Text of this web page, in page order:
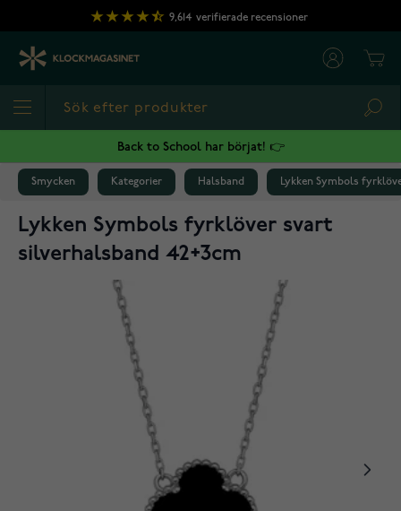
Hoppa till innehållet
9,614 verifierade recensioner
Back to School har börjat! 👉
Smycken Kategorier Halsband Lykken Symbols
Lykken Symbols fyrklöver svart
silverhalsband 42+3cm